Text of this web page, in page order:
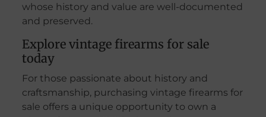
whose history and value are well-documented
and preserved.
Explore vintage firearms for sale
today
For those passionate about history and
craftsmanship, purchasing vintage firearms for
sale offers a unique opportunity to own a